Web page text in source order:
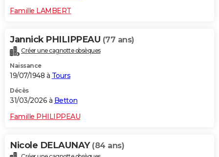
Famille LAMBERT
Jannick PHILIPPEAU (77 ans)
Créer une cagnotte obsèques
Naissance
19/07/1948 à Tours
Décès
31/03/2026 à Betton
Famille PHILIPPEAU
Nicole DELAUNAY (84 ans)